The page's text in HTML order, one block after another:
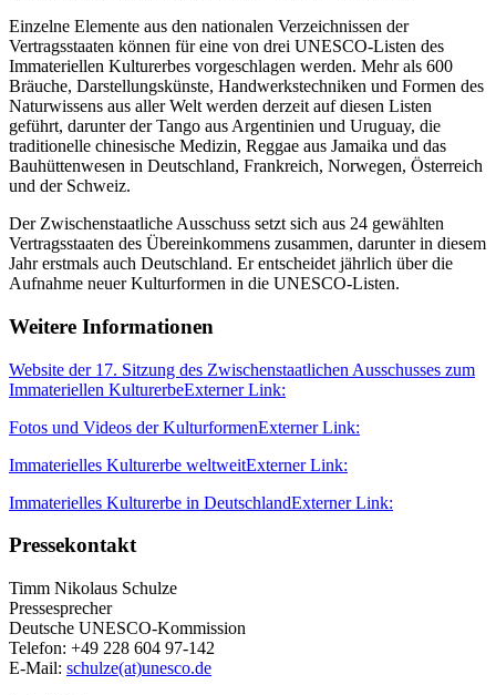
Einzelne Elemente aus den nationalen Verzeichnissen der
Vertragsstaaten können für eine von drei UNESCO-Listen des
Immateriellen Kulturerbes vorgeschlagen werden. Mehr als 600
Bräuche, Darstellungskünste, Handwerkstechniken und Formen des
Naturwissens aus aller Welt werden derzeit auf diesen Listen
geführt, darunter der Tango aus Argentinien und Uruguay, die
traditionelle chinesische Medizin, Reggae aus Jamaika und das
Bauhüttenwesen in Deutschland, Frankreich, Norwegen, Österreich
und der Schweiz.
Der Zwischenstaatliche Ausschuss setzt sich aus 24 gewählten
Vertragsstaaten des Übereinkommens zusammen, darunter in diesem
Jahr erstmals auch Deutschland. Er entscheidet jährlich über die
Aufnahme neuer Kulturformen in die UNESCO-Listen.
Weitere Informationen
Website der 17. Sitzung des Zwischenstaatlichen Ausschusses zum
Immateriellen KulturerbeExterner Link:
Fotos und Videos der KulturformenExterner Link:
Immaterielles Kulturerbe weltweitExterner Link:
Immaterielles Kulturerbe in DeutschlandExterner Link:
Pressekontakt
Timm Nikolaus Schulze
Pressesprecher
Deutsche UNESCO-Kommission
Telefon: +49 228 604 97-142
E-Mail: schulze(at)unesco.de